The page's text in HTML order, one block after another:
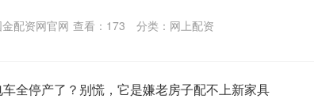
配资网官网 查看： 173 分类： 网上配资
全停产了？别慌，它是嫌老房子配不上新家具